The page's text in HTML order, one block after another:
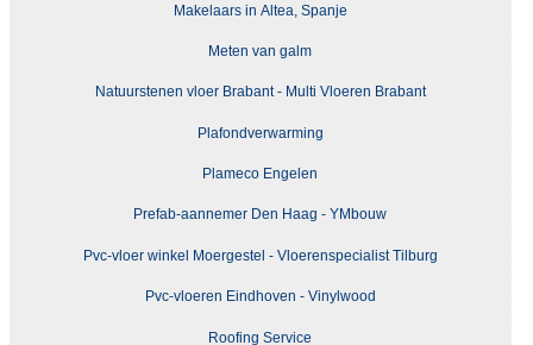
Makelaars in Altea, Spanje
Meten van galm
Natuurstenen vloer Brabant - Multi Vloeren Brabant
Plafondverwarming
Plameco Engelen
Prefab-aannemer Den Haag - YMbouw
Pvc-vloer winkel Moergestel - Vloerenspecialist Tilburg
Pvc-vloeren Eindhoven - Vinylwood
Roofing Service